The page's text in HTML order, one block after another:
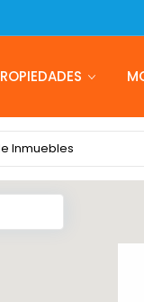
Inmuebles